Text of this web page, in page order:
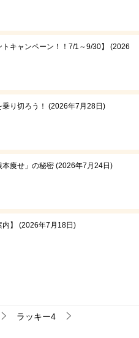
トキャンペーン！！7/1～9/30】
2026
り切ろう！ 2026年7月28日
本痩せ」の秘密 2026年7月24日
】 2026年7月18日
ラッキー4